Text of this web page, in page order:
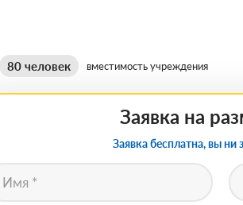
80 человек вместимость учреждения
Заявка на
Заявка бесплатна, вы ни